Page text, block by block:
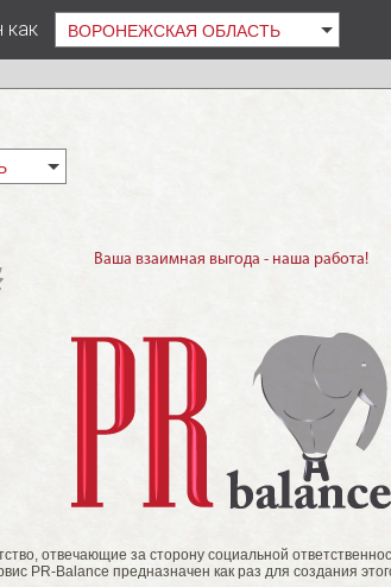
как ВОРОНЕЖСКАЯ ОБЛАСТЬ
Ваша взаимная выгода - наша работа!
отвечающие за сторону социальной
PR-Balance предназначен как раз для создания